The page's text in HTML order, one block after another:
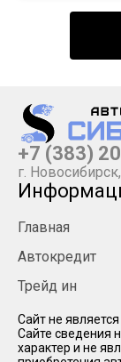
+7 (383)
г.
Главная
Автокредит
Трейд ин
Cайт не
Сайте сведения
характер и не